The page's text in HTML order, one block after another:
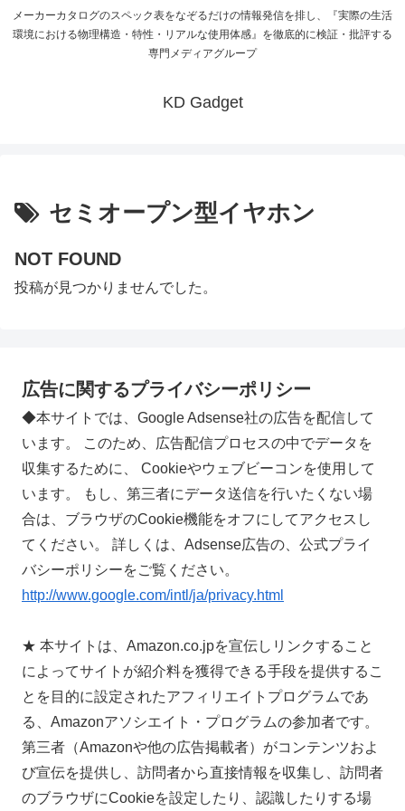
メーカーカタログのスペック表をなぞるだけの情報発信を排し、『実際の生活
環境における物理構造・特性・リアルな使用体感』を徹底的に検証・批評する
専門メディアグループ
KD Gadget
セミオープン型イヤホン
NOT FOUND
投稿が見つかりませんでした。
広告に関するプライバシーポリシー
◆本サイトでは、Google Adsense社の広告を配信して
います。 このため、広告配信プロセスの中でデータを
収集するために、 Cookieやウェブビーコンを使用して
います。 もし、第三者にデータ送信を行いたくない場
合は、ブラウザのCookie機能をオフにしてアクセスし
てください。 詳しくは、Adsense広告の、公式プライ
バシーポリシーをご覧ください。
http://www.google.com/intl/ja/privacy.html
★ 本サイトは、Amazon.co.jpを宣伝しリンクすること
によってサイトが紹介料を獲得できる手段を提供するこ
とを目的に設定されたアフィリエイトプログラムであ
る、Amazonアソシエイト・プログラムの参加者です。
第三者（Amazonや他の広告掲載者）がコンテンツおよ
び宣伝を提供し、訪問者から直接情報を収集し、訪問者
のブラウザにCookieを設定したり、認識したりする場